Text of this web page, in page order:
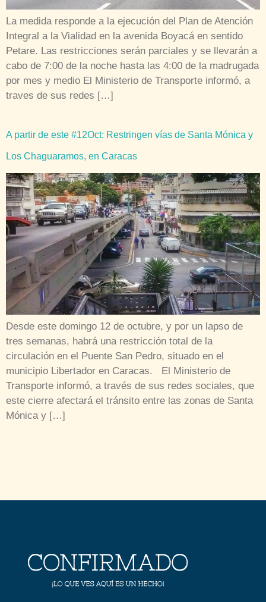
La medida responde a la ejecución del Plan de Atención
Integral a la Vialidad en la avenida Boyacá en sentido
Petare. Las restricciones serán parciales y se llevarán a
cabo de 7:00 de la noche hasta las 4:00 de la madrugada
por mes y medio El Ministerio de Transporte informó, a
traves de sus redes […]
A partir de este #12Oct: Restringen vías de Santa Mónica y
Los Chaguaramos, en Caracas
Desde este domingo 12 de octubre, y por un lapso de
tres semanas, habrá una restricción total de la
circulación en el Puente San Pedro, situado en el
municipio Libertador en Caracas. El Ministerio de
Transporte informó, a través de sus redes sociales, que
este cierre afectará el tránsito entre las zonas de Santa
Mónica y […]